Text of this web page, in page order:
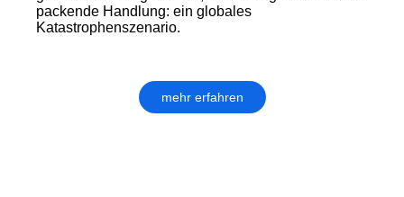
packende Handlung: ein globales
Katastrophenszenario.
mehr erfahren